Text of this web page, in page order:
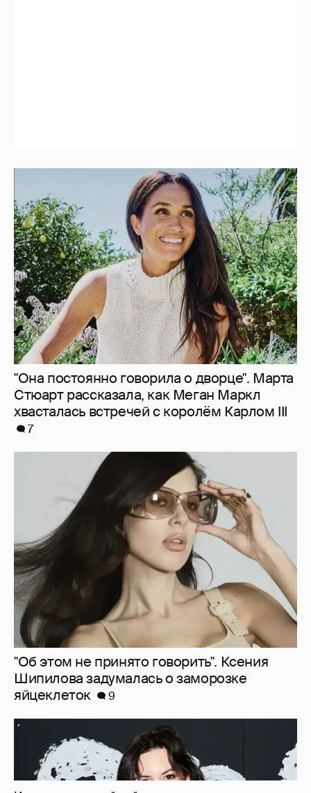
"Она постоянно говорила о дворце". Марта
Стюарт рассказала, как Меган Маркл
хвасталась встречей с королём Карлом III
7
"Об этом не принято говорить". Ксения
Шипилова задумалась о заморозке
яйцеклеток
В сети высмеяли Наталию Архангельскую
из "Антиглянца" за рецензию на роман
Юрия Олеши